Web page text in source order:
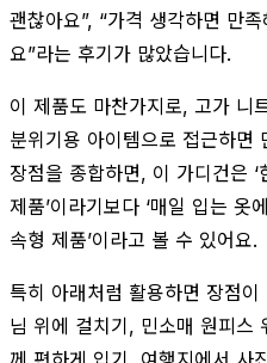
괜찮아요”, “가격 생각하면 만
요”라는 후기가 많았습니다.
이 제품도 마찬가지로, 고가 니
분위기용 아이템으로 접근하면
장점을 종합하면, 이 가디건은
제품’이라기보다 ‘매일 입는 옷
속형 제품’이라고 볼 수 있어요.
특히 아래처럼 활용하면 장점
님 위에 걸치기, 민소매 원피스